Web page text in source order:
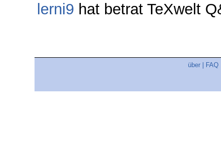
lerni9 hat betrat TeXwelt
über FAQ